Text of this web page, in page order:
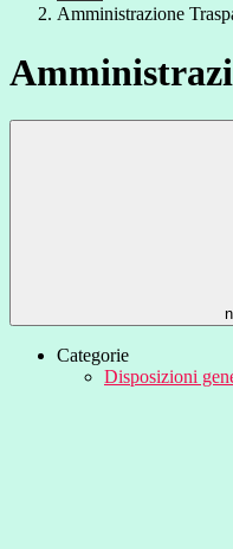
Amministrazione
Categorie
Disposizioni